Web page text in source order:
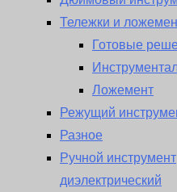
Тележки и
Готовые
Ложемент
Режущий
Разное
Ручной инструмент
диэлектрический